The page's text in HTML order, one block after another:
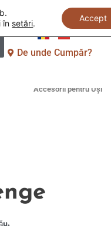
De unde Cumpăr?
Accesorii pentru Uși
în setări.
Accept